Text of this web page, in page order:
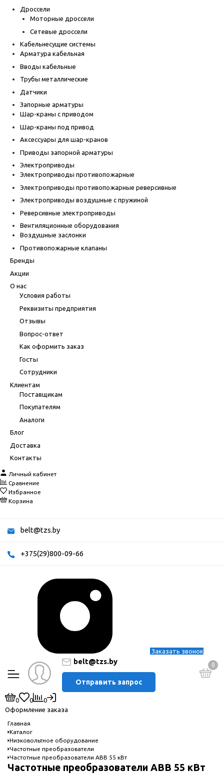
Дроссели
Моторные дроссели
Сетевые дроссели
Кабельнесущие системы
Арматура кабельная
Вводы кабельные
Трубы металлические
Датчики
Запорные арматуры
Шар-краны с приводом
Шар-краны под привод
Аксессуары для шар-кранов
Приводы запорной арматуры
Электроприводы
Электроприводы противопожарные
Электроприводы противопожарные реверсивные
Электроприводы воздушные с пружиной
Реверсивные электроприводы
Вентиляционные оборудования
Воздушные заслонки
Противопожарные клапаны
Бренды
Акции
О нас
Условия работы
Реквизиты предприятия
Отзывы
Вопрос-ответ
Как оформить заказ
Госты
Сотрудники
Клиентам
Поставщикам
Покупателям
Аналоги
Блог
Доставка
Контакты
Личный кабинет
Сравнение
Избранное
Корзина
belt@tzs.by
+375(29)800-09-66
Заказать звонок
belt@tzs.by
Отправить запрос
0
0 0
0
Оформление заказа
Главная
Каталог
Низковольтное оборудование
Частотные преобразователи
Частотные преобразователи ABB 55 кВт
Частотные преобразователи ABB 55 кВт